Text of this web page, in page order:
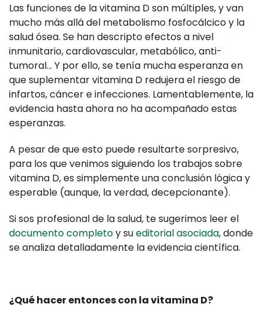
Las funciones de la vitamina D son múltiples, y van
mucho más allá del metabolismo fosfocálcico y la
salud ósea. Se han descripto efectos a nivel
inmunitario, cardiovascular, metabólico, anti-
tumoral… Y por ello, se tenía mucha esperanza en
que suplementar vitamina D redujera el riesgo de
infartos, cáncer e infecciones. Lamentablemente, la
evidencia hasta ahora no ha acompañado estas
esperanzas.
A pesar de que esto puede resultarte sorpresivo,
para los que venimos siguiendo los trabajos sobre
vitamina D, es simplemente una conclusión lógica y
esperable (aunque, la verdad, decepcionante).
Si sos profesional de la salud, te sugerimos leer el
documento completoy sueditorial asociada, donde
se analiza detalladamente la evidencia científica.
¿Qué hacer entonces con la vitamina D?